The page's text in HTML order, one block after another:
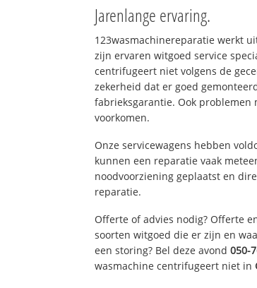
Jarenlange ervaring.
123wasmachinereparatie werkt
zijn ervaren witgoed service
centrifugeert niet volgens de
zekerheid dat er goed
fabrieksgarantie. Ook
voorkomen.
Onze servicewagens hebben
kunnen een reparatie vaak
noodvoorziening geplaatst en
reparatie.
Offerte of advies nodig? Offerte
soorten witgoed die er zijn en
een storing? Bel deze avond050-
wasmachine centrifugeert niet in